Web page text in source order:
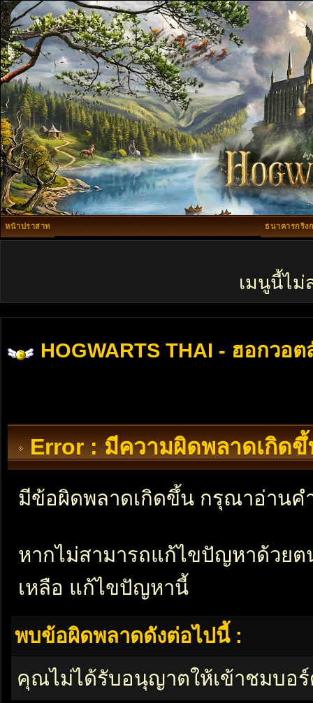
หน้าปราสาท ธนาคารกริง
เมนูนี้ไม่
HOGWARTS THAI - ฮอกวอต
Error : มีความผิดพลาดเกิดขึ้
มีข้อผิดพลาดเกิดขึ้น กรุณาอ่านค
หากไม่สามารถแก้ไขปัญหาด้วย
เหลือ แก้ไขปัญหานี้
พบข้อผิดพลาดดังต่อไปนี้ :
คุณไม่ได้รับอนุญาตให้เข้าชมบอ